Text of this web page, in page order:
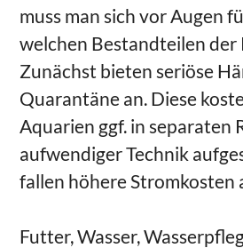
muss man sich vor Augen
welchen Bestandteilen der
Zunächst bieten seriöse
Quarantäne an. Diese
Aquarien ggf. in separaten
aufwendiger Technik
fallen höhere Stromkosten
Futter, Wasser,